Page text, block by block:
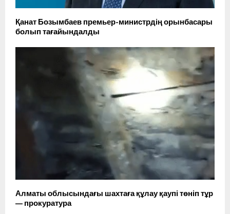
Қанат Бозымбаев премьер-министрдің орынбасары
болып тағайындалды
Алматы облысындағы шахтаға құлау қаупі төніп тұр
— прокуратура